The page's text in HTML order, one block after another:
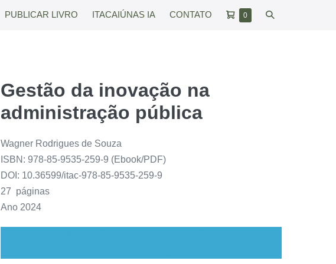
PUBLICAR LIVRO ITACAIÚNAS IA CONTATO
Carrinho
0Itens
Alternar
Gestão da inovação na
administração pública
Wagner Rodrigues de Souza
ISBN: 978-85-9535-259-9 (Ebook/PDF)
DOI: 10.36599/itac-978-85-9535-259-9
27 páginas
Ano 2024